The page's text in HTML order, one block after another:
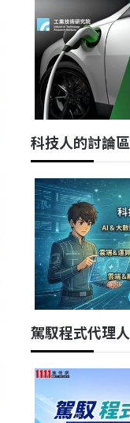
科技人的討論區
駕馭程式代理人